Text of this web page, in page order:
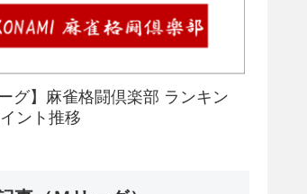
ーグ】麻雀格闘倶楽部 ランキン
ント推移